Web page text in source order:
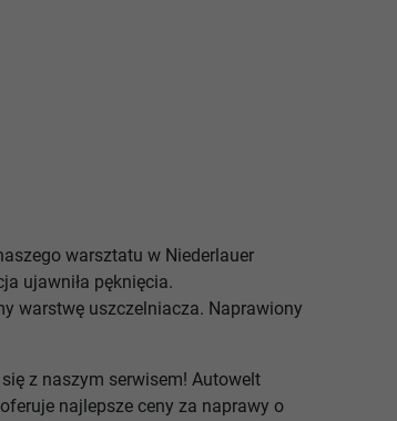
warsztatu w Niederlauer
ujawniła pęknięcia.
warstwę uszczelniacza. Naprawiony
z naszym serwisem! Autowelt
najlepsze ceny za naprawy o